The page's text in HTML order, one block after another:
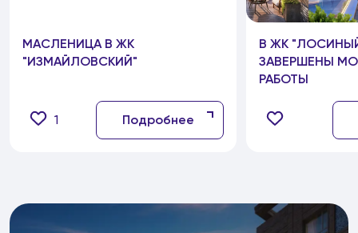
МАСЛЕНИЦА В ЖК
"ИЗМАЙЛОВСКИЙ"
1 Подробнее
В ЖК
ЗАВЕРШЕНЫ
РАБОТЫ